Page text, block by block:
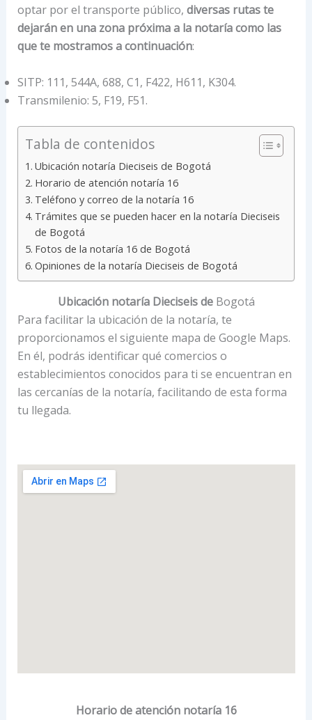
optar por el transporte público, diversas rutas te
dejarán en una zona próxima a la notaría como las
que te mostramos a continuación:
SITP: 111, 544A, 688, C1, F422, H611, K304.
Transmilenio: 5, F19, F51.
Tabla de contenidos
Ubicación notaría Dieciseis de Bogotá
Horario de atención notaría 16
Teléfono y correo de la notaría 16
Trámites que se pueden hacer en la notaría Dieciseis
de Bogotá
Fotos de la notaría 16 de Bogotá
Opiniones de la notaría Dieciseis de Bogotá
Ubicación notaría Dieciseis deBogotá
Para facilitar la ubicación de la notaría, te
proporcionamos el siguiente mapa de Google Maps.
En él, podrás identificar qué comercios o
establecimientos conocidos para ti se encuentran en
las cercanías de la notaría, facilitando de esta forma
tu llegada.
Horario de atención notaría 16